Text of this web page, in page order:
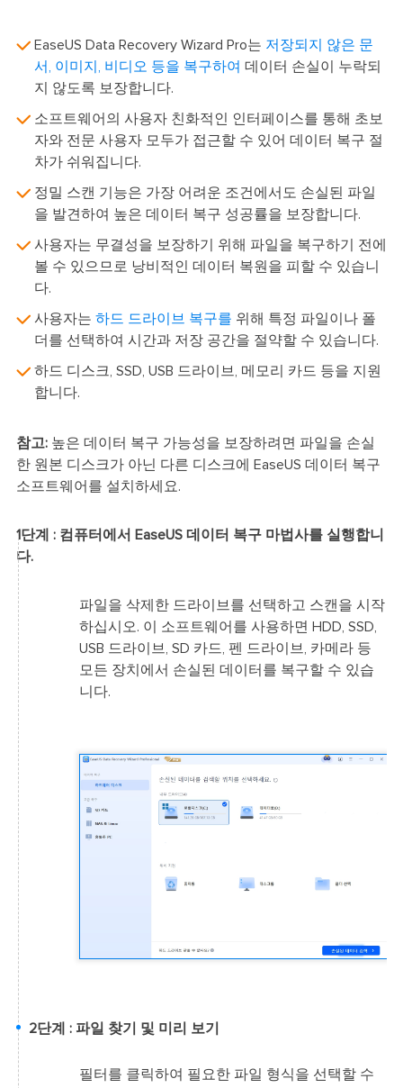
EaseUS Data Recovery Wizard Pro는 저장되지 않은 문
서, 이미지, 비디오 등을 복구하여 데이터 손실이 누락되
지 않도록 보장합니다.
소프트웨어의 사용자 친화적인 인터페이스를 통해 초보
자와 전문 사용자 모두가 접근할 수 있어 데이터 복구 절
차가 쉬워집니다.
정밀 스캔 기능은 가장 어려운 조건에서도 손실된 파일
을 발견하여 높은 데이터 복구 성공률을 보장합니다.
사용자는 무결성을 보장하기 위해 파일을 복구하기 전에
볼 수 있으므로 낭비적인 데이터 복원을 피할 수 있습니
다.
사용자는 하드 드라이브 복구를 위해 특정 파일이나 폴
더를 선택하여 시간과 저장 공간을 절약할 수 있습니다.
하드 디스크, SSD, USB 드라이브, 메모리 카드 등을 지원
합니다.
참고:높은 데이터 복구 가능성을 보장하려면 파일을 손실
한 원본 디스크가 아닌 다른 디스크에 EaseUS 데이터 복구
소프트웨어를 설치하세요.
1단계 : 컴퓨터에서 EaseUS 데이터 복구 마법사를 실행합니
다.
파일을 삭제한 드라이브를 선택하고 스캔을 시작
하십시오. 이 소프트웨어를 사용하면 HDD, SSD,
USB 드라이브, SD 카드, 펜 드라이브, 카메라 등
모든 장치에서 손실된 데이터를 복구할 수 있습
니다.
2단계 : 파일 찾기 및 미리 보기
필터를 클릭하여 필요한 파일 형식을 선택할 수